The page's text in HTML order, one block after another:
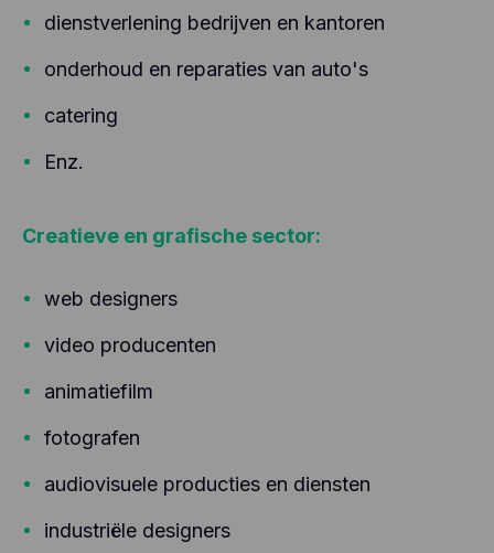
dienstverlening bedrijven en kantoren
onderhoud en reparaties van auto's
catering
Enz.
Creatieve en grafische sector:
web designers
video producenten
animatiefilm
fotografen
audiovisuele producties en diensten
industriële designers